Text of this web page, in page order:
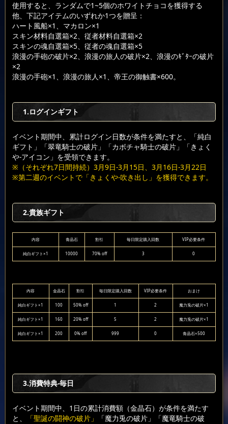
使用すると、ランダムで1~5個のホワイトチョコを獲得する
他、下記アイテムのいずれか1つを贈呈：
ハート風船×1、マカロン×1
スキン材料自選箱×2、従者材料自選箱×2
スキンの魂自選箱×5、従者の魂自選箱×5
浪漫の手砲の破片×2、浪漫の旅人の破片×2、浪漫のｷﾞﾀｰの破片
×2
浪漫の手砲×1、浪漫の旅人×1、帝王の御触書×600。
1.ログインギフト
イベント期間中、累計ログイン日数が条件を満たすと、「純白
ギフト」「翠竜騎士の破片」「カボチャ騎士の破片」「きょく
や-アイコン」を受領できます。
※（それぞれ7日間持続）3月9日-3月15日、3月16日-3月22日
※第二週のイベントで「きょくや-吹き出し」を獲得できます。
2.貴族ギフト
内容 青晶石 割引 毎日限定購入回数 VIP必要条件
純白ギフト×1 10000 70% off 3 0
内容 金晶石 割引 毎日限定購入回数 VIP必要条件 おまけ
純白ギフト×1 100 50% off 1 2 魔力兎の破片×1
純白ギフト×1 160 20% off 5 2 魔力兎の破片×1
純白ギフト×1 200 0% off 999 0 青晶石×500
3.消費特典-毎日
イベント期間中、1日の累計消費額（金晶石）が条件を満たす
と、
「聖誕の闘神の破片」
「魔力兎の破片」「魔竜騎士の破